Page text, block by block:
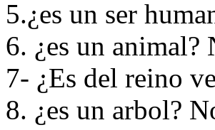
5.¿es un ser
6. ¿es un animal?
7- ¿Es del reino
8. ¿es un arbol?